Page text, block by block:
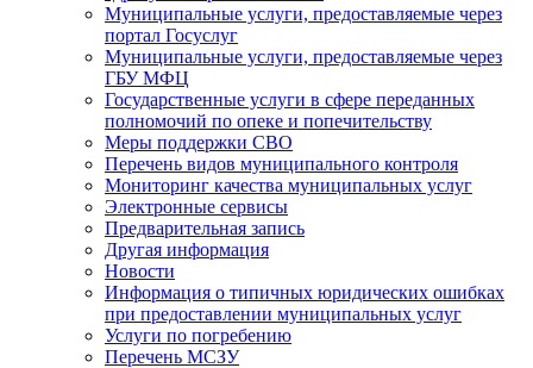
Муниципальные услуги, предоставляемые через
портал Госуслуг
Муниципальные услуги, предоставляемые через
ГБУ МФЦ
Государственные услуги в сфере переданных
полномочий по опеке и попечительству
Меры поддержки СВО
Перечень видов муниципального контроля
Мониторинг качества муниципальных услуг
Электронные сервисы
Предварительная запись
Другая информация
Новости
Информация о типичных юридических ошибках
при предоставлении муниципальных услуг
Услуги по погребению
Перечень МСЗУ